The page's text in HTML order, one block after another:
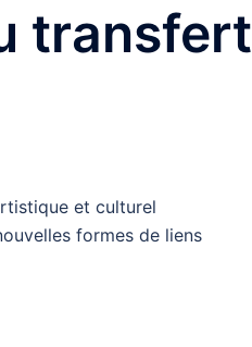
transfert
et culturel
formes de liens